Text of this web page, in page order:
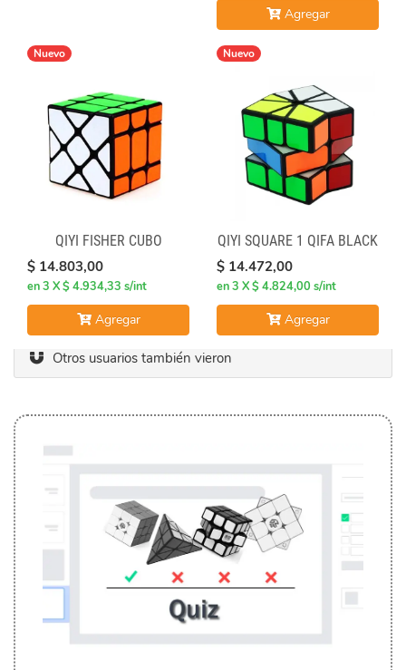
Agregar
Nuevo
QIYI FISHER CUBO
$ 14.803,00
en 3 X $ 4.934,33 s/int
Agregar
Nuevo
QIYI SQUARE 1 QIFA BLACK
$ 14.472,00
en 3 X $ 4.824,00 s/int
Agregar
Otros usuarios también vieron